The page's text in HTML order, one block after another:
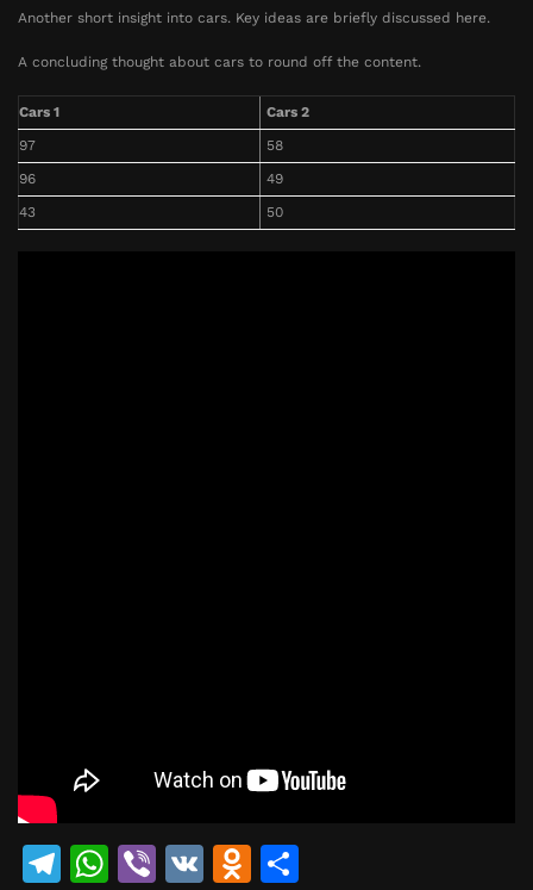
Another short insight into cars. Key ideas are briefly discussed here.
A concluding thought about cars to round off the content.
Cars 1
Cars 2
97
58
96
49
43
50
Telegram
WhatsApp
Viber
VK Odnoklassniki